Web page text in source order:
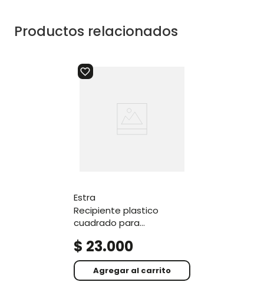
Productos relacionados
estra
recipiente plastico
cuadrado para
$ 23.000
Agregar al carrito